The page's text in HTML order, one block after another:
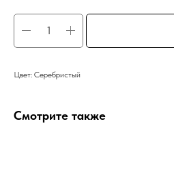
Цвет: Серебристый
Смотрите также